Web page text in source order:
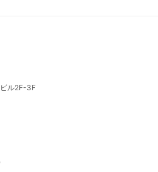
ル2F-3F